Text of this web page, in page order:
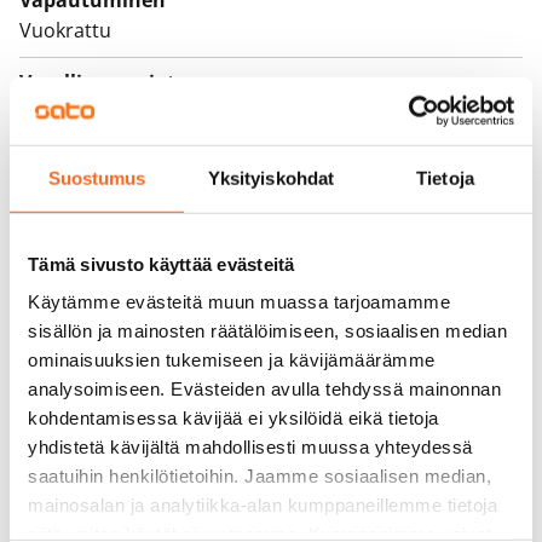
Suostumus Yksityiskohdat Tietoja
Tämä sivusto käyttää evästeitä
Käytämme evästeitä muun muassa tarjoamamme
sisällön ja mainosten räätälöimiseen, sosiaalisen median
ominaisuuksien tukemiseen ja kävijämäärämme
analysoimiseen. Evästeiden avulla tehdyssä mainonnan
kohdentamisessa kävijää ei yksilöidä eikä tietoja
yhdistetä kävijältä mahdollisesti muussa yhteydessä
saatuihin henkilötietoihin. Jaamme sosiaalisen median,
mainosalan ja analytiikka-alan kumppaneillemme tietoja
Vuokrattu
Varallisuusrajat
Ei
Vuokra
Vuokravakuus
Kotivakuutus
Pakollinen, ei sisälly vuokraan
Vesimaksu
27 €/hlö/kk
Sähkömaksu
Vuokralainen solmii itse sähkösopimuksen.